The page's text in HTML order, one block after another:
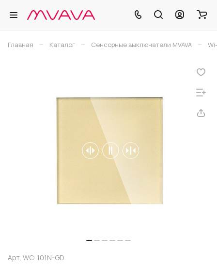
Главная – Каталог – Сенсорные выключатели MVAVA –
Арт. WC-101N-GD